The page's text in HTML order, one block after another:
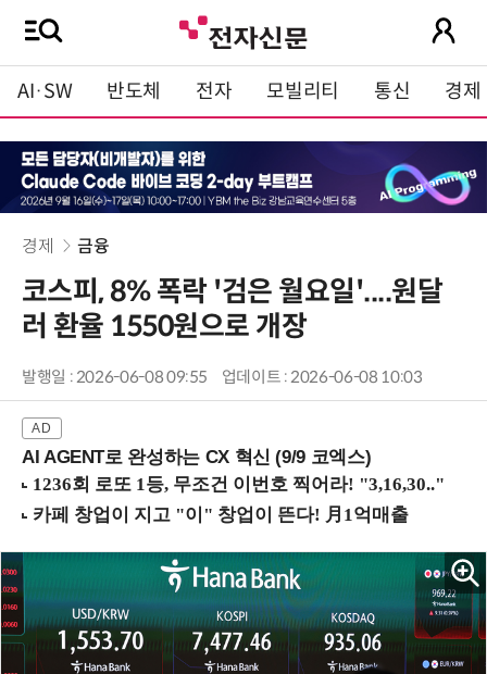
AI·SW 반도체 전자 모빌리티 통신 경제
경제 금융
코스피, 8% 폭락 '검은 월요일'....원달
러 환율 1550원으로 개장
발행일 : 2026-06-08 09:55 업데이트 : 2026-06-08 10:03
AI AGENT로 완성하는 CX 혁신 (9/9 코엑스)